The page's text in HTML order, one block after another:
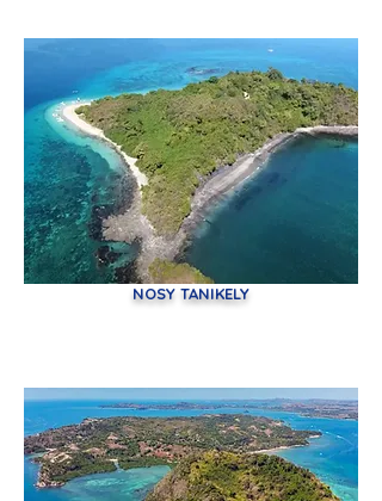
NOSY TANIKELY